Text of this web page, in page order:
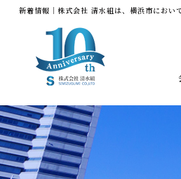
新着情報｜株式会社 清水組は、横浜市におい